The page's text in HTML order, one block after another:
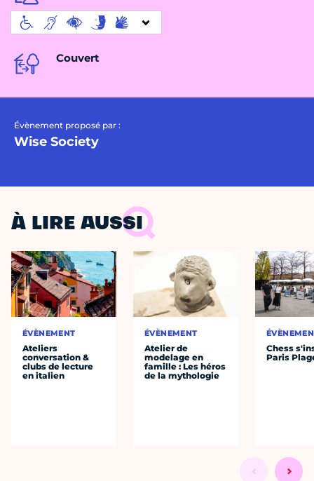
Couvert
Évènement proposé par :
Wise Society
À LIRE AUSSI
ÉVÈNEMENT
Ateliers
conversation &
clubs de lecture
en italien
ÉVÈNEMENT
Atelier de
modelage en
famille : Les héros
de la mythologie
Chess
Paris